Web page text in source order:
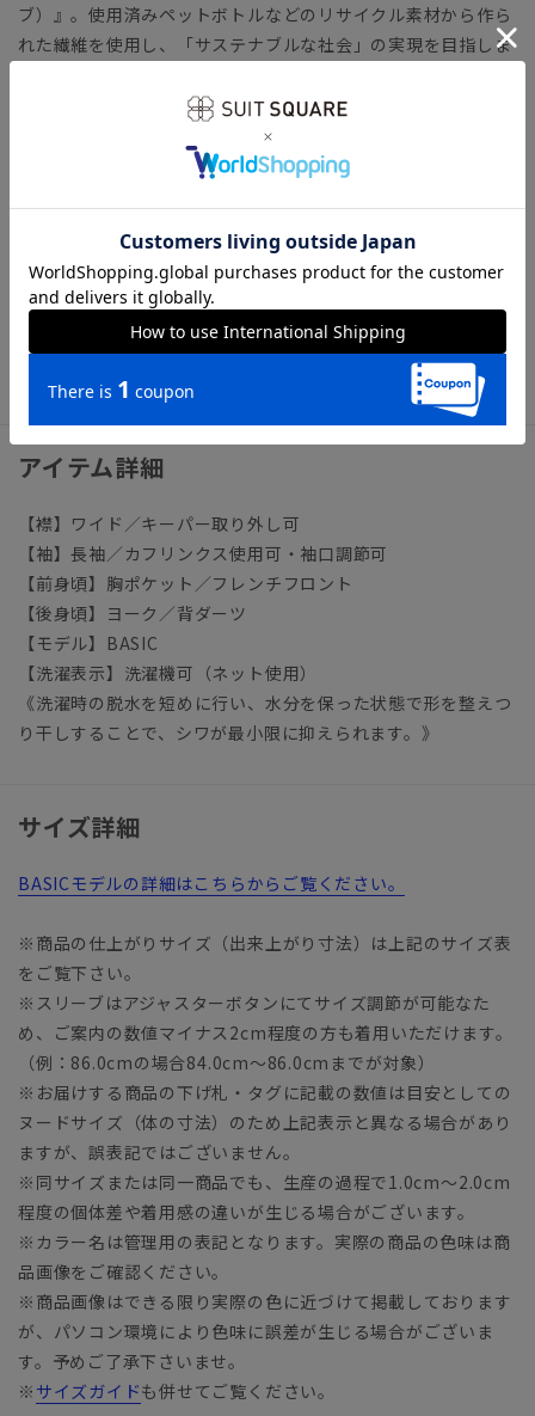
ブ）』。使用済みペットボトルなどのリサイクル素材から作ら
れた繊維を使用し、「サステナブルな社会」の実現を目指しま
形態安定／防シワ性が高く、洗濯後のアイロン掛けが楽に行え
【参考情報】The Style Dictionary
◆スーツに合うワイシャツおすすめ12選｜おしゃれ＆失敗しな
いシャツの選び方
アイテム詳細
【襟】ワイド／キーパー取り外し可
【袖】長袖／カフリンクス使用可・袖口調節可
【前身頃】胸ポケット／フレンチフロント
【後身頃】ヨーク／背ダーツ
【モデル】BASIC
【洗濯表示】洗濯機可（ネット使用）
《洗濯時の脱水を短めに行い、水分を保った状態で形を整えつ
り干しすることで、シワが最小限に抑えられます。》
サイズ詳細
BASICモデルの詳細はこちらからご覧ください。
※商品の仕上がりサイズ（出来上がり寸法）は上記のサイズ表
をご覧下さい。
※スリーブはアジャスターボタンにてサイズ調節が可能なた
め、ご案内の数値マイナス2cm程度の方も着用いただけます。
（例：86.0cmの場合84.0cm～86.0cmまでが対象）
※お届けする商品の下げ札・タグに記載の数値は目安としての
ヌードサイズ（体の寸法）のため上記表示と異なる場合があり
ますが、誤表記ではございません。
※同サイズまたは同一商品でも、生産の過程で1.0cm～2.0cm
程度の個体差や着用感の違いが生じる場合がございます。
※カラー名は管理用の表記となります。実際の商品の色味は商
品画像をご確認ください。
※商品画像はできる限り実際の色に近づけて掲載しております
が、パソコン環境により色味に誤差が生じる場合がございま
す。予めご了承下さいませ。
※ サイズガイドも併せてご覧ください。